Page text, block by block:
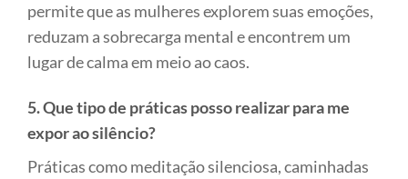
permite que as mulheres explorem suas emoções,
reduzam a sobrecarga mental e encontrem um
lugar de calma em meio ao caos.
5. Que tipo de práticas posso realizar para me
expor ao silêncio?
Práticas como meditação silenciosa, caminhadas